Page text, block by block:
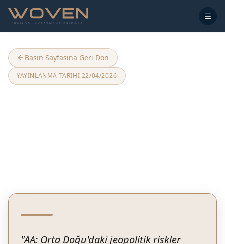
Basın Sayfasına Geri Dön
YAYINLANMA TARIHI 22/04/2026
"AA: Orta Doğu'daki jeopolitik riskler